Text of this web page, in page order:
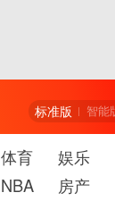
标准版 智能
体育 娱乐
NBA 房产